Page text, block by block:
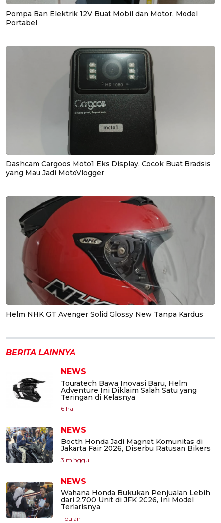
Pompa Ban Elektrik 12V Buat Mobil dan Motor, Model
Portabel
Dashcam Cargoos Moto1 Eks Display, Cocok Buat Bradsis
yang Mau Jadi MotoVlogger
Helm NHK GT Avenger Solid Glossy New Tanpa Kardus
BERITA LAINNYA
NEWS
Touratech Bawa Inovasi Baru, Helm
Adventure Ini Diklaim Salah Satu yang
Teringan di Kelasnya
6 hari
NEWS
Booth Honda Jadi Magnet Komunitas di
Jakarta Fair 2026, Diserbu Ratusan Bikers
3 minggu
NEWS
Wahana Honda Bukukan Penjualan Lebih
dari 2.700 Unit di JFK 2026, Ini Model
Terlarisnya
1 bulan